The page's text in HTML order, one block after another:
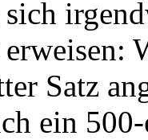
Satz
ein